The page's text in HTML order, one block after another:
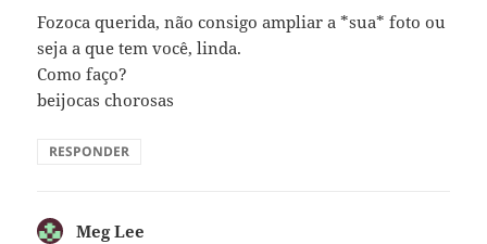
Fozoca querida, não consigo ampliar a *sua* foto ou
seja a que tem você, linda.
Como faço?
beijocas chorosas
RESPONDER
Meg Lee